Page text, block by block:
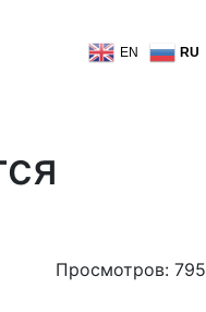
EN RU
Просмотров: 795